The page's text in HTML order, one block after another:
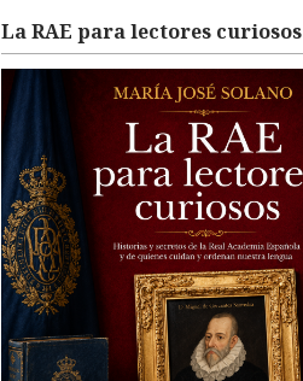
La RAE para lectores curiosos